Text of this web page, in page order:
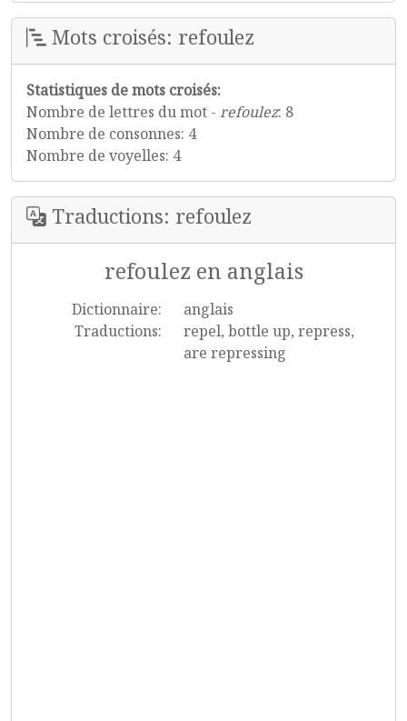
Mots croisés: refoulez
Statistiques de mots croisés:
Nombre de lettres du mot - refoulez: 8
Nombre de consonnes: 4
Nombre de voyelles: 4
Traductions: refoulez
refoulez en anglais
Dictionnaire:
anglais
Traductions:
repel, bottle up, repress,
are repressing